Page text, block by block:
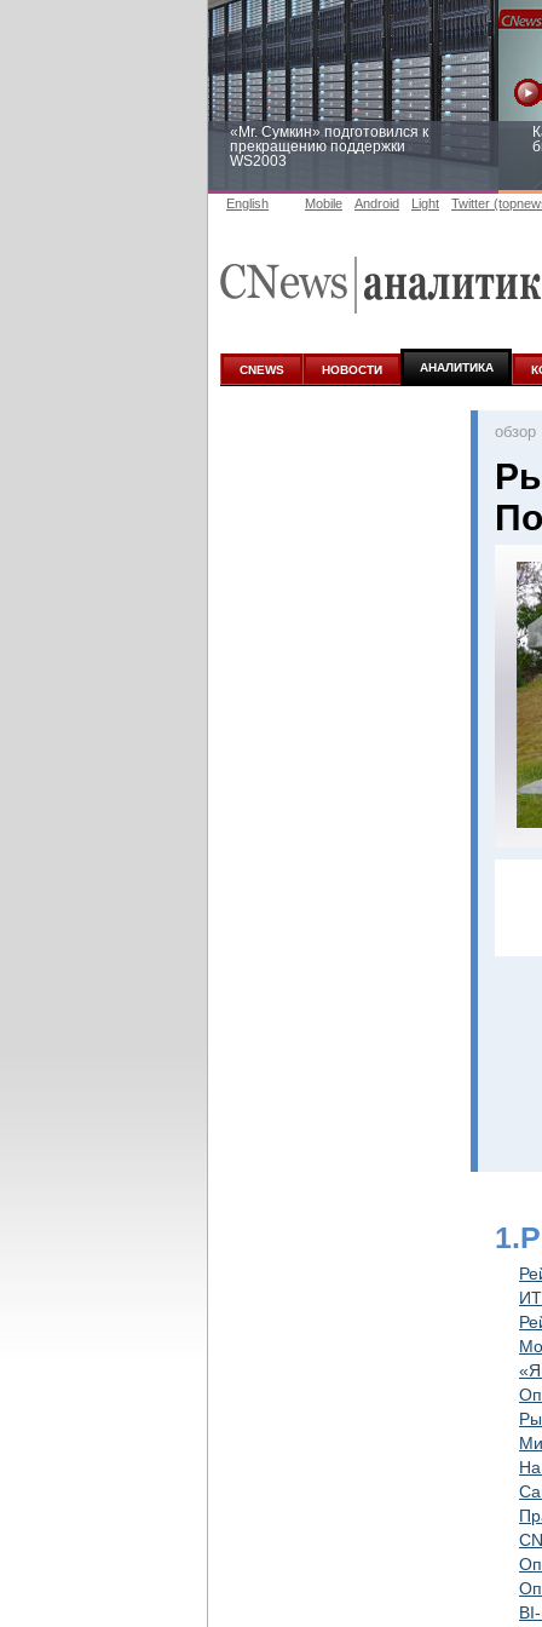
«Mr. Сумкин» подготовился к
прекращению поддержки
WS2003
аналитике
English Mobile Android Light Twitter
CNEWS НОВОСТИ АНАЛИТИКА
oбзор